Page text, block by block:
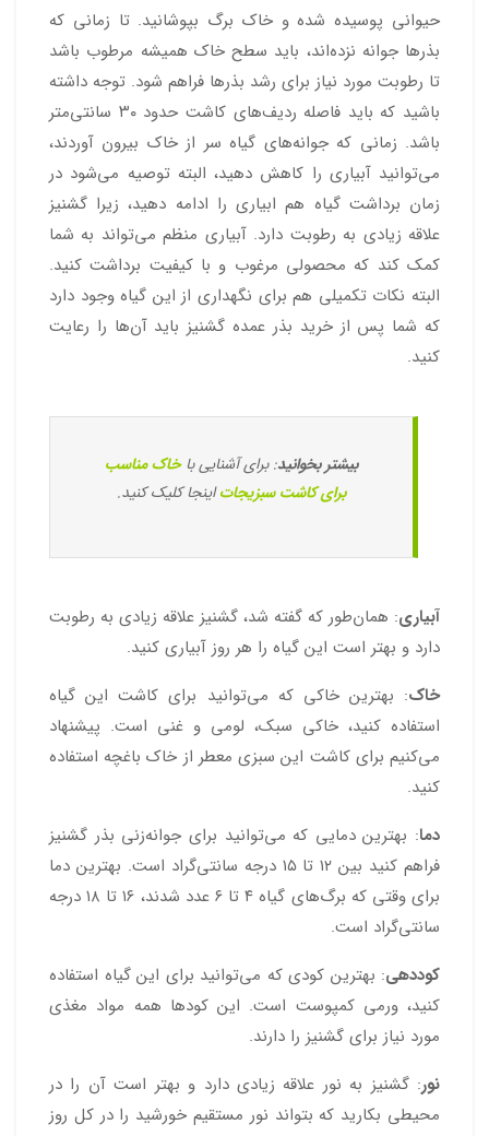
حیوانی پوسیده شده و خاک برگ بپوشانید. تا زمانی که
بذرها جوانه نزده‌اند، باید سطح خاک همیشه مرطوب باشد
تا رطوبت مورد نیاز برای رشد بذرها فراهم شود. توجه داشته
باشید که باید فاصله ردیف‌های کاشت حدود ۳۰ سانتی‌متر
باشد. زمانی که جوانه‌های گیاه سر از خاک بیرون آوردند،
می‌توانید آبیاری را کاهش دهید، البته توصیه می‌شود در
زمان برداشت گیاه هم ابیاری را ادامه دهید، زیرا گشنیز
علاقه زیادی به رطوبت دارد. آبیاری منظم می‌تواند به شما
کمک کند که محصولی مرغوب و با کیفیت برداشت کنید.
البته نکات تکمیلی هم برای نگهداری از این گیاه وجود دارد
که شما پس از خرید بذر عمده گشنیز باید آن‌ها را رعایت
کنید.
بیشتر بخوانید: برای آشنایی باخاک مناسب
برای کاشت سبزیجاتاینجا کلیک کنید.
آبیاری: همان‌طور که گفته شد، گشنیز علاقه زیادی به رطوبت
دارد و بهتر است این گیاه را هر روز آبیاری کنید.
خاک: بهترین خاکی که می‌توانید برای کاشت این گیاه
استفاده کنید، خاکی سبک، لومی و غنی است. پیشنهاد
می‌کنیم برای کاشت این سبزی معطر از خاک باغچه استفاده
کنید.
دما: بهترین دمایی که می‌توانید برای جوانه‌زنی بذر گشنیز
فراهم کنید بین ۱۲ تا ۱۵ درجه سانتی‌گراد است. بهترین دما
برای وقتی که برگ‌های گیاه ۴ تا ۶ عدد شدند، ۱۶ تا ۱۸ درجه
سانتی‌گراد است.
کوددهی: بهترین کودی که می‌توانید برای این گیاه استفاده
کنید، ورمی کمپوست است. این کودها همه مواد مغذی
مورد نیاز برای گشنیز را دارند.
نور: گشنیز به نور علاقه زیادی دارد و بهتر است آن را در
محیطی بکارید که بتواند نور مستقیم خورشید را در کل روز